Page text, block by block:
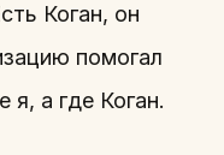
Коган, он
помогал
я, а где Коган.